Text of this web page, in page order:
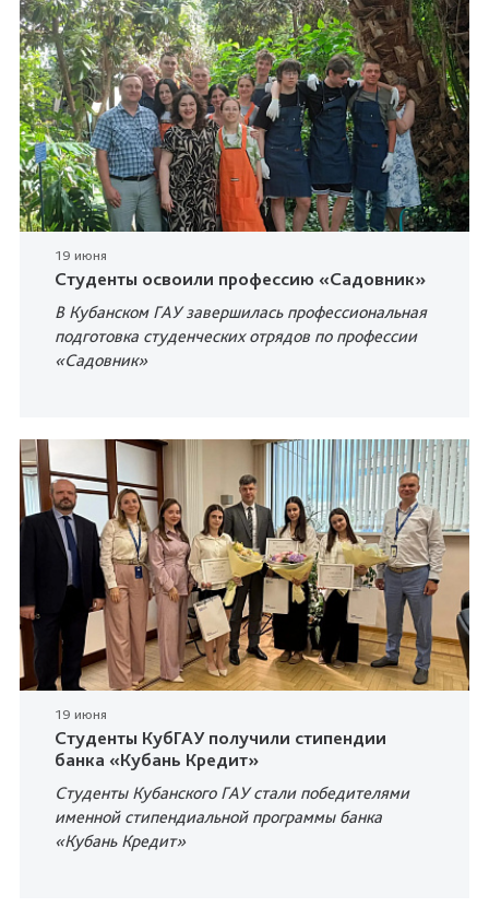
19 июня
Студенты освоили профессию «Садовник»
В Кубанском ГАУ завершилась профессиональная
подготовка студенческих отрядов по профессии
«Садовник»
19 июня
Студенты КубГАУ получили стипендии
банка «Кубань Кредит»
Студенты Кубанского ГАУ стали победителями
именной стипендиальной программы банка
«Кубань Кредит»